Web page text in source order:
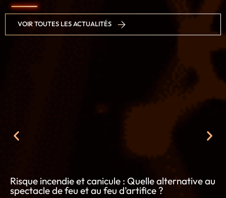
VOIR TOUTES LES ACTUALITÉS
Risque incendie et canicule : Quelle alternative au
spectacle de feu et au feu d’artifice ?